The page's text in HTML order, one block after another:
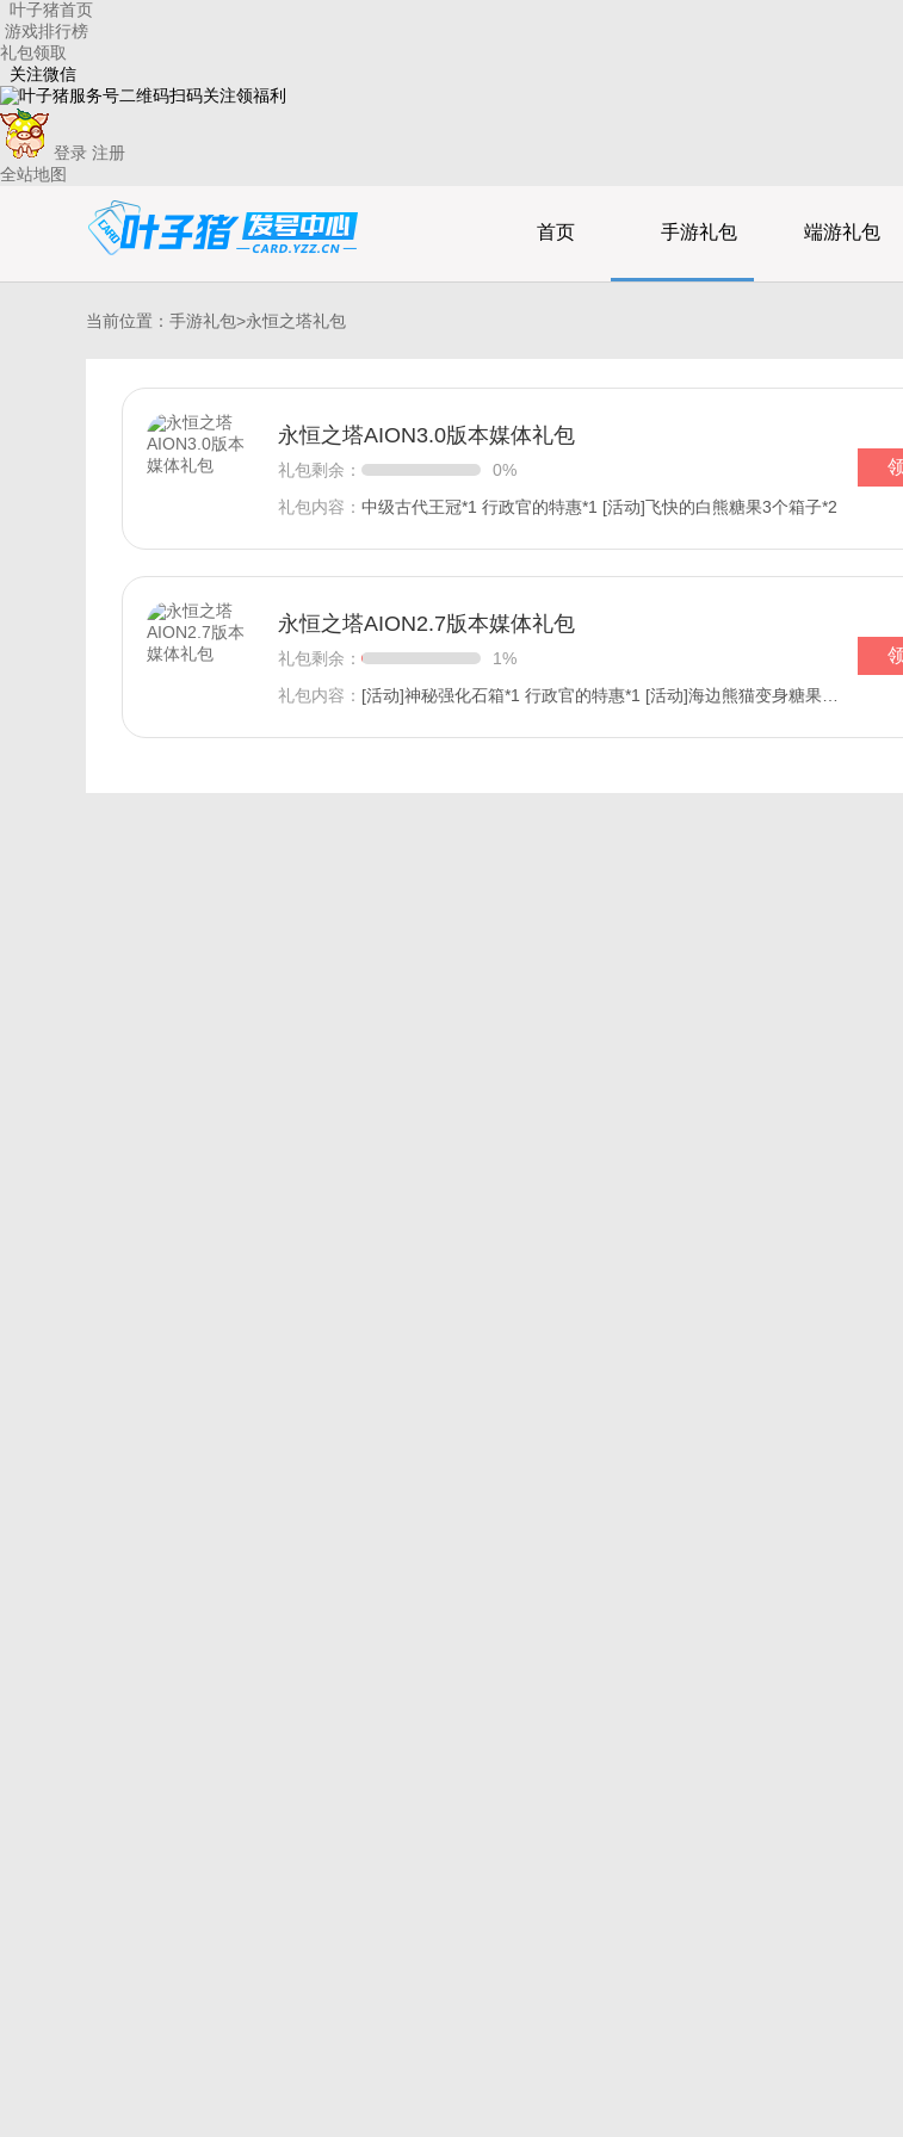
叶子猪首页
游戏排行榜
礼包领取
关注微信
扫码关注领福利
登录 注册
全站地图
首页 手游礼包 端游礼包
当前位置： 手游礼包>永恒之塔礼包
永恒之塔AION3.0版本媒体礼包
礼包剩余：
0%
礼包内容： 中级古代王冠*1 行政官的特惠*1 [活动]飞快的白熊糖果3个箱子*2
永恒之塔AION2.7版本媒体礼包
礼包剩余：
1%
礼包内容： [活动]神秘强化石箱*1 行政官的特惠*1 [活动]海边熊猫变身糖果选择箱*2